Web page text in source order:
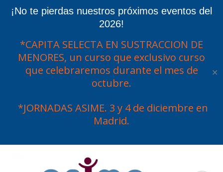
¡No te pierdas nuestros próximos eventos del
2026!
*CAPITA SELECTA EN SUSTRACCION DE
MENORES, un curso que exclusivo curso
que celebraremos durante el mes de
octubre.
*JORNADAS ASIME. 3 y 4 de diciembre en
Madrid.
✕